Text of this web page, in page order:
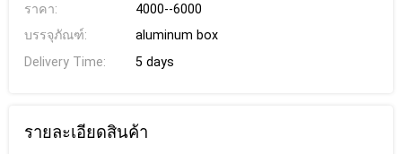
ราคา:
4000--6000
บรรจุภัณฑ์:
aluminum box
Delivery Time:
5 days
รายละเอียดสินค้า